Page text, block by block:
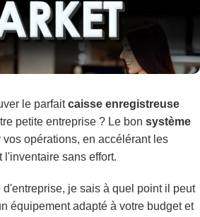
le parfaitcaisse enregistreuse
petite entreprise ? Le bon système
opérations, en accélérant les
l'inventaire sans effort.
d'entreprise, je sais à quel point il peut
équipement adapté à votre budget et